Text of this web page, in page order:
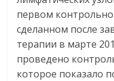
первом
сделанном после
терапии в марте
проведено
которое показало